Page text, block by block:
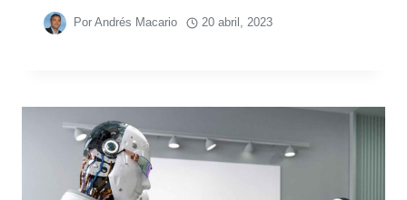
Por Andrés Macario 20 abril, 2023